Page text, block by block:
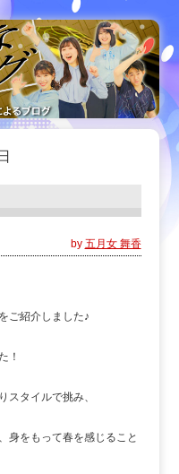
by 五月女 舞香
ご紹介しました♪
！
スタイルで挑み、
身をもって春を感じること